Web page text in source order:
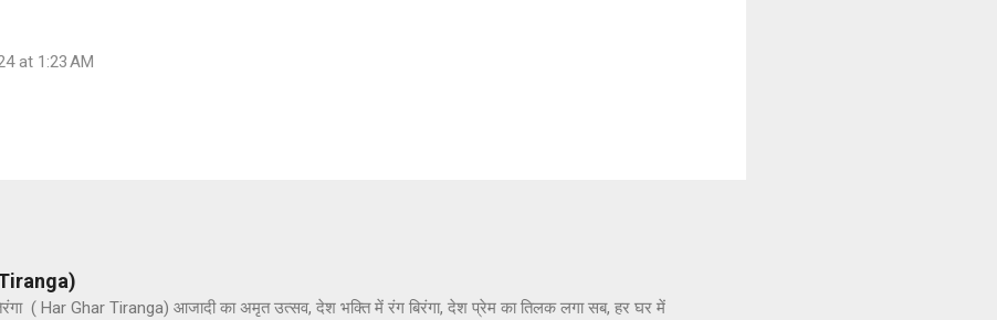
at 1:23 AM
Tiranga)
( Har Ghar Tiranga) आजादी का अमृत उत्सव, देश भक्ति में रंग बिरंगा, देश प्रेम का तिलक लगा सब, हर घर में